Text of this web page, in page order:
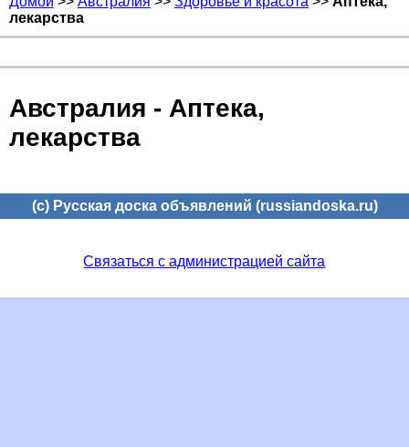
лекарства
Австралия - Аптека,
лекарства
(c) Русская доска объявлений (russiandoska.ru)
Связаться с администрацией сайта